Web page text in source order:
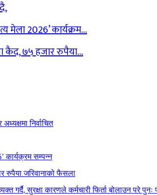
मेला 2026’ कार्यक्रम…
कैद, ७५ हजार रुपैया…
निर्वाचित
कार्यक्रम सम्पन्न
रुपैया जरिवानाको फैसला
गर्दै, सुरक्षा कारणले कर्मचारी फिर्ता बोलाउन परे